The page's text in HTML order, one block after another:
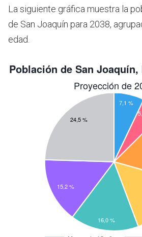
La siguiente gráfica muestra la
de San Joaquín para 2038,
edad.